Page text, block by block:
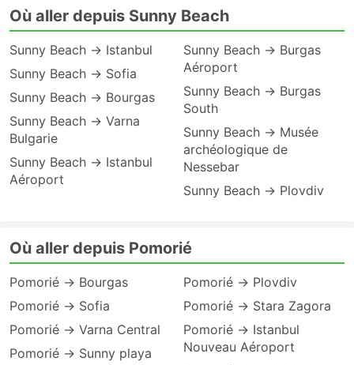
Où aller depuis Sunny Beach
Sunny Beach → Istanbul
Sunny Beach → Sofia
Sunny Beach → Bourgas
Sunny Beach → Varna
Bulgarie
Sunny Beach → Istanbul
Aéroport
Sunny Beach → Burgas
Aéroport
Sunny Beach → Burgas
South
Sunny Beach → Musée
archéologique de
Nessebar
Sunny Beach → Plovdiv
Où aller depuis Pomorié
Pomorié → Bourgas
Pomorié → Sofia
Pomorié → Varna Central
Pomorié → Sunny playa
Pomorié → Plovdiv
Pomorié → Stara Zagora
Pomorié → Istanbul
Nouveau Aéroport